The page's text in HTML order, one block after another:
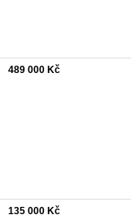
489 000 Kč
135 000 Kč